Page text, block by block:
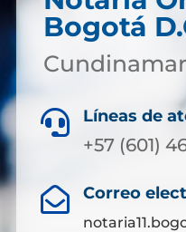
Bogotá
 Líneas de
+57 (601)
 Correo